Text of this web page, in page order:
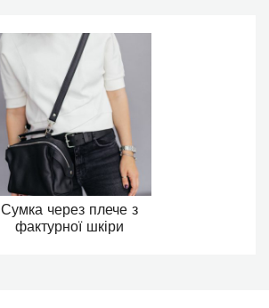
Сумка через плече з
фактурної шкіри